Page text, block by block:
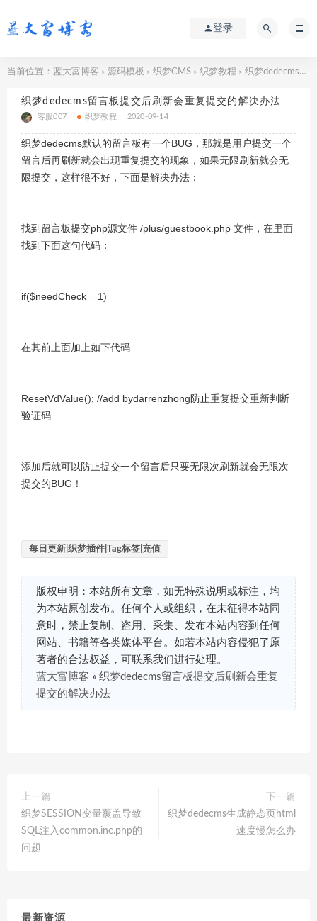
登录
当前位置： 蓝大富博客 > 源码模板 > 织梦CMS > 织梦教程 > 织梦dedecms留言板提交后刷新会重复提交的解决办法
织梦dedecms留言板提交后刷新会重复提交的解决办法
客服007 织梦教程 2020-09-14
织梦dedecms默认的留言板有一个BUG，那就是用户提交一个
留言后再刷新就会出现重复提交的现象，如果无限刷新就会无
限提交，这样很不好，下面是解决办法：
找到留言板提交php源文件 /plus/guestbook.php 文件，在里面
找到下面这句代码：
if($needCheck==1)
在其前上面加上如下代码
ResetVdValue(); //add bydarrenzhong防止重复提交重新判断
验证码
添加后就可以防止提交一个留言后只要无限次刷新就会无限次
提交的BUG！
每日更新|织梦插件|Tag标签|充值
版权申明：本站所有文章，如无特殊说明或标注，均
为本站原创发布。任何个人或组织，在未征得本站同
意时，禁止复制、盗用、采集、发布本站内容到任何
网站、书籍等各类媒体平台。如若本站内容侵犯了原
著者的合法权益，可联系我们进行处理。
蓝大富博客 » 织梦dedecms留言板提交后刷新会重复
提交的解决办法
上一篇
织梦SESSION变量覆盖导致
SQL注入common.inc.php的
问题
下一篇
织梦dedecms生成静态页html
速度慢怎么办
最新资源